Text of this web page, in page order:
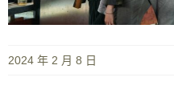
2024 年 2 月 8 日